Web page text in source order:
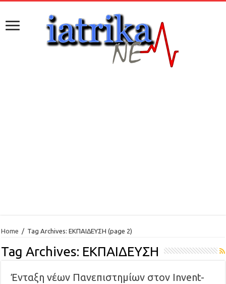
Home / Tag Archives: ΕΚΠΑΙΔΕΥΣΗ (page 2)
Tag Archives: ΕΚΠΑΙΔΕΥΣΗ
Ένταξη νέων Πανεπιστημίων στον Invent-